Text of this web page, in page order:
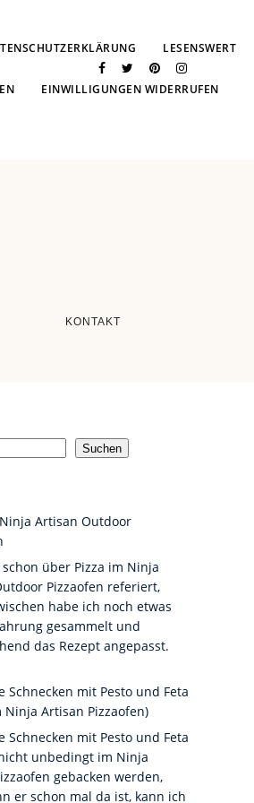
LESENSWERT
EINWILLIGUNGEN WIDERRUFEN
KONTAKT
Suchen
Artisan Outdoor
über Pizza im Ninja
Pizzaofen referiert,
habe ich noch etwas
gesammelt und
das Rezept angepasst.
Schnecken mit Pesto und Feta
Ninja Artisan Pizzaofen)
Schnecken mit Pesto und Feta
unbedingt im Ninja
gebacken werden,
er schon mal da ist, kann ich